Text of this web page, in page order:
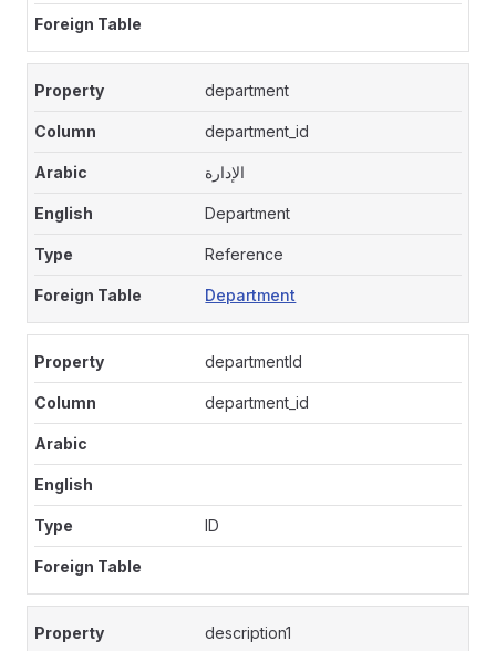
department
department_id
الإدارة
Department
Reference
Department
departmentId
department_id
ID
description1